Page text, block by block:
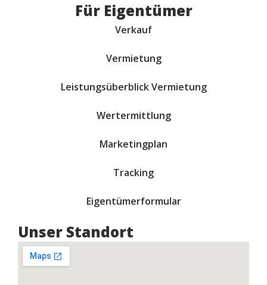
Für Eigentümer
Verkauf
Vermietung
Leistungsüberblick Vermietung
Wertermittlung
Marketingplan
Tracking
Eigentümerformular
Unser Standort